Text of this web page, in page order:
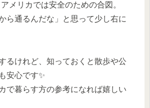
メリカでは安全のための合図。
ら通るんだな」と思って少し右に
るけれど、知っておくと散歩や公
安心です✨
で暮らす方の参考になれば嬉しい